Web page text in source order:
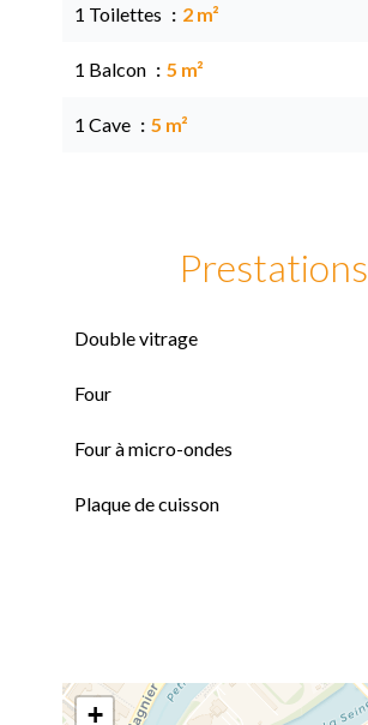
1 Toilettes 2 m²
1 Balcon 5 m²
1 Cave 5 m²
Prestations
Double vitrage
Four
Four à micro-ondes
Plaque de cuisson
+